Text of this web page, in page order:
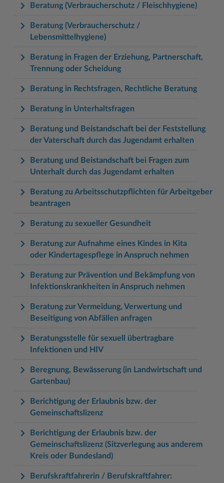
Beratung (Verbraucherschutz / Fleischhygiene)
Beratung (Verbraucherschutz /
Lebensmittelhygiene)
Beratung in Fragen der Erziehung, Partnerschaft,
Trennung oder Scheidung
Beratung in Rechtsfragen, Rechtliche Beratung
Beratung in Unterhaltsfragen
Beratung und Beistandschaft bei der Feststellung
der Vaterschaft durch das Jugendamt erhalten
Beratung und Beistandschaft bei Fragen zum
Unterhalt durch das Jugendamt erhalten
Beratung zu Arbeitsschutzpflichten für Arbeitgeber
beantragen
Beratung zu sexueller Gesundheit
Beratung zur Aufnahme eines Kindes in Kita
oder Kindertagespflege in Anspruch nehmen
Beratung zur Prävention und Bekämpfung von
Infektionskrankheiten in Anspruch nehmen
Beratung zur Vermeidung, Verwertung und
Beseitigung von Abfällen anfragen
Beratungsstelle für sexuell übertragbare
Infektionen und HIV
Beregnung, Bewässerung (in Landwirtschaft und
Gartenbau)
Berichtigung der Erlaubnis bzw. der
Gemeinschaftslizenz
Berichtigung der Erlaubnis bzw. der
Gemeinschaftslizenz (Sitzverlegung aus anderem
Kreis oder Bundesland)
Berufskraftfahrerin / Berufskraftfahrer: